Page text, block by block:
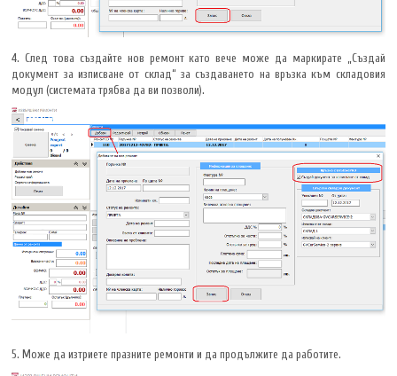
4. След това създайте нов ремонт като вече може да маркирате „Създай
документ за изписване от склад“ за създаването на връзка към складовия
модул (системата трябва да ви позволи).
5. Може да изтриете празните ремонти и да продължите да работите.